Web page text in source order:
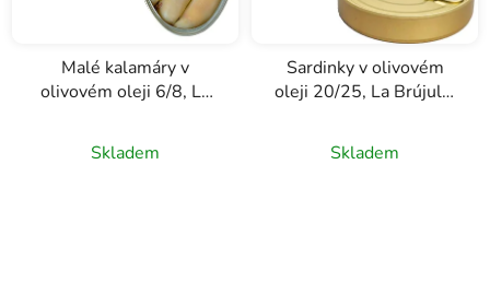
Malé kalamáry v
olivovém oleji 6/8, La
Skladem
Sardinky v olivovém
oleji 20/25, La Brújula,
Skladem